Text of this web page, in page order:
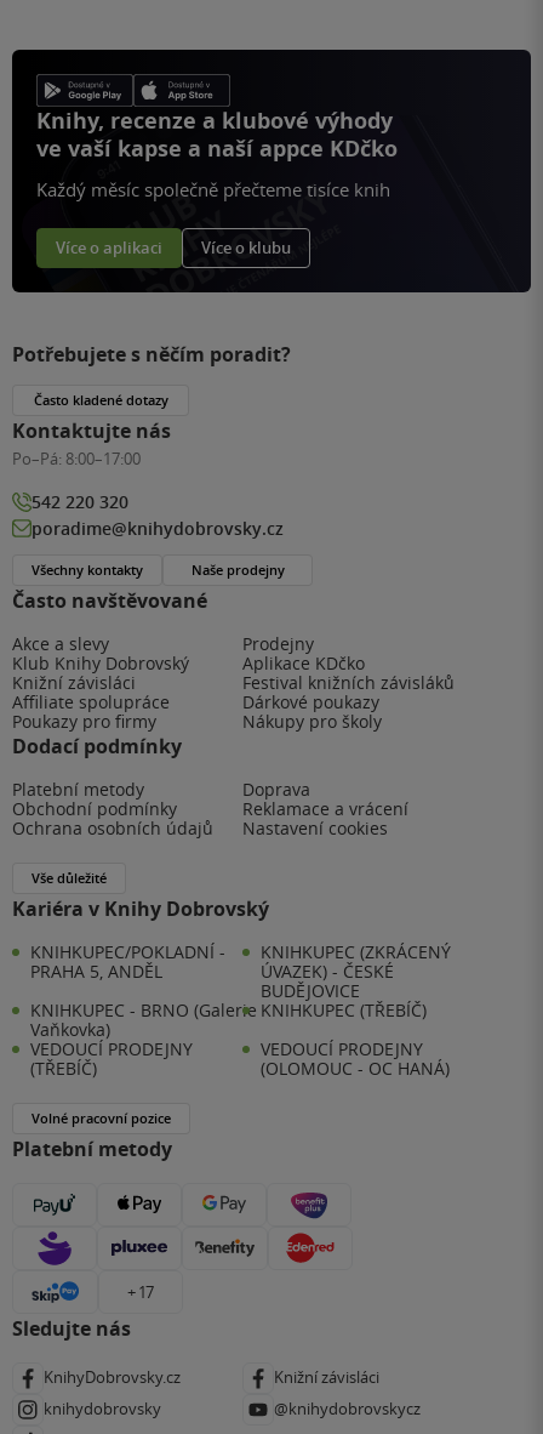
Knihy, recenze a klubové výhody
ve vaší kapse a naší appce KDčko
Každý měsíc společně přečteme tisíce knih
Více o aplikaci Více o klubu
Často navštěvované
Akce a slevy
Prodejny
Klub Knihy Dobrovský
Aplikace KDčko
Knižní závisláci
Festival knižních závisláků
Affiliate spolupráce
Dárkové poukazy
Poukazy pro firmy
Nákupy pro školy
Dodací podmínky
Platební metody
Doprava
Obchodní podmínky
Reklamace a vrácení
Ochrana osobních údajů
Nastavení cookies
Vše důležité
Kariéra v Knihy Dobrovský
KNIHKUPEC/POKLADNÍ -
PRAHA 5, ANDĚL
KNIHKUPEC (ZKRÁCENÝ
ÚVAZEK) - ČESKÉ
BUDĚJOVICE
KNIHKUPEC - BRNO (Galerie
Vaňkovka)
KNIHKUPEC (TŘEBÍČ)
VEDOUCÍ PRODEJNY
(TŘEBÍČ)
VEDOUCÍ PRODEJNY
(OLOMOUC - OC HANÁ)
Volné pracovní pozice
Platební metody
+ 17
Sledujte nás
KnihyDobrovsky.cz
Knižní závisláci
knihydobrovsky
@knihydobrovskycz
Potřebujete s něčím poradit?
Často kladené dotazy
Kontaktujte nás
Po–Pá: 8:00–17:00
542 220 320
poradime@knihydobrovsky.cz
Všechny kontakty Naše prodejny